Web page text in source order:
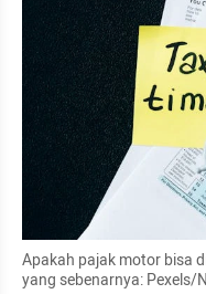
Apakah pajak motor bisa
yang sebenarnya: Pexels/